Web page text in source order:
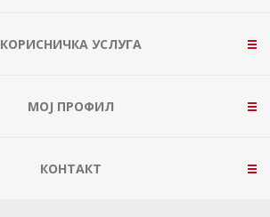
КОРИСНИЧКА УСЛУГА
МОЈ ПРОФИЛ
КОНТАКТ